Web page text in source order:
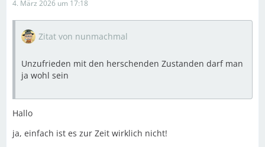
4. März 2026 um 17:18
Zitat von nunmachmal
Unzufrieden mit den herschenden Zustanden darf man
ja wohl sein
Hallo
ja, einfach ist es zur Zeit wirklich nicht!